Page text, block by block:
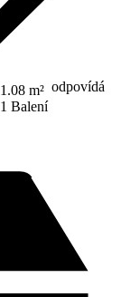
1.08 m² odpovídá
1 Balení